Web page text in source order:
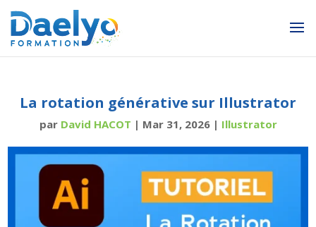
La rotation générative sur Illustrator
par David HACOT | Mar 31, 2026| Illustrator